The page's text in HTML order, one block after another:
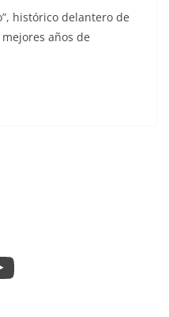
histórico delantero de
años de